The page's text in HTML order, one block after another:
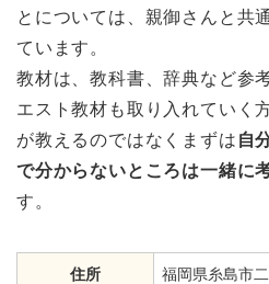
とについては、親御さんと共
ています。
教材は、教科書、辞典など参
エスト教材も取り入れていく
が教えるのではなくまずは 自
で分からないところは一緒に
す。
住所 福岡県糸島市